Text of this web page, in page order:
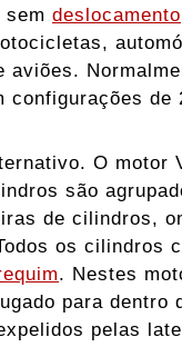
sem deslocamento
aviões.
configurações de
O motor
são
de cilindros,
os cilindros
. Nestes
para dentro
pelas